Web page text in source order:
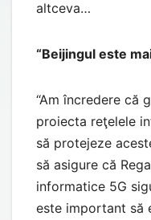
altceva…
“Beijingul este
“Am încredere că
proiecta reţelele
să protejeze
să asigure că
informatice 5G
este important să